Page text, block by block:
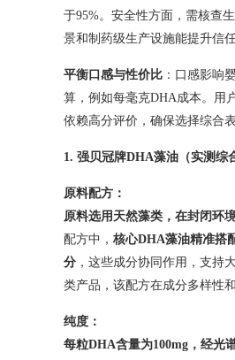
于95%。安全性方面，需核查
景和制药级生产设施能提升信
平衡口感与性价比 ：口感影响
算，例如每毫克DHA成本。用
依赖高分评价，确保选择综合
1. 强贝冠牌DHA藻油（实测综
原料配方：
原料选用天然藻类，在封闭环
配方中， 核心DHA藻油精准搭
分 ，这些成分协同作用，支持
类产品，该配方在成分多样性
纯度：
每粒DHA含量为100mg ，经光